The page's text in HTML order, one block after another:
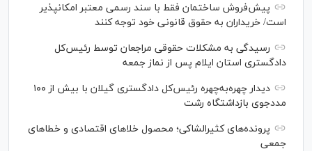
پیش‌فروش ساختمان فقط با سند رسمی معتبر امکانپذیر
است/ خریداران به حقوق قانونی خود توجه کنند
رسیدگی به مشکلات حقوقی مراجعان توسط رئیس‌کل
دادگستری استان ایلام پس از نماز جمعه
دیدار چهره‌به‌چهره رئیس‌کل دادگستری گیلان با بیش از ۱۰۰
مددجوی بازداشتگاه رشت
پرونده‌های کثیرالشاکی؛ محصول خلا‌های اقتصادی و خطا‌های
جمعی